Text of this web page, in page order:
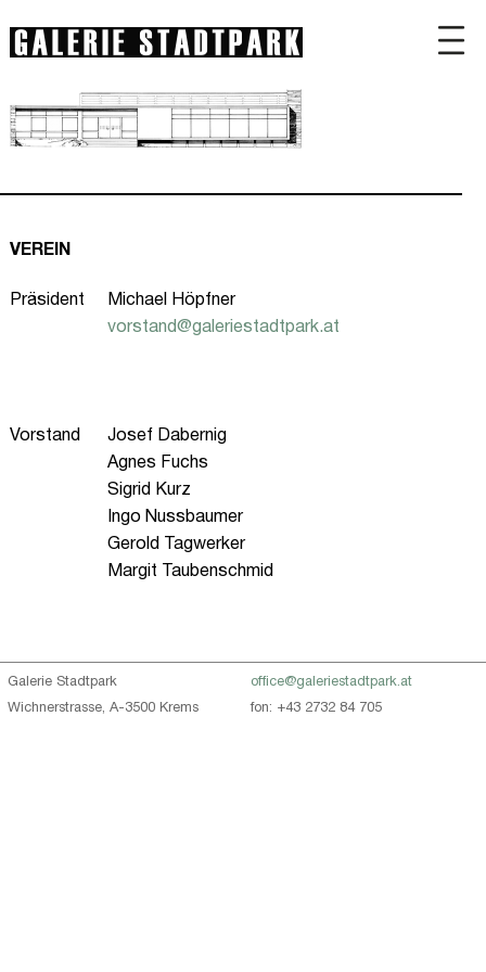
VEREIN
Präsident
Michael Höpfner
vorstand@galeriestadtpark.at
Vorstand
Josef Dabernig
Agnes Fuchs
Sigrid Kurz
Ingo Nussbaumer
Gerold Tagwerker
Margit Taubenschmid
Galerie Stadtpark
Wichnerstrasse, A-3500 Krems
office@galeriestadtpark.at
fon: +43 2732 84 705